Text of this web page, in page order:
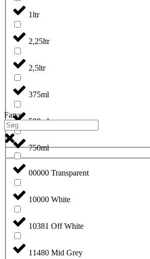
1ltr
2,25ltr
2,5ltr
375ml
500ml
750ml
Farve
00000 Transparent
10000 White
10381 Off White
11480 Mid Grey